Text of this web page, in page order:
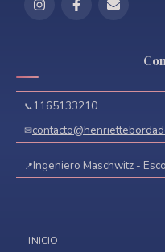
1165133210
Ingeniero Maschwitz -
INICIO